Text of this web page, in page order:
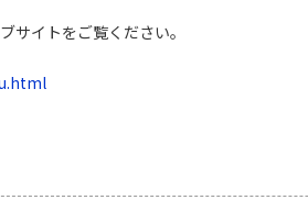
サイトをご覧ください。